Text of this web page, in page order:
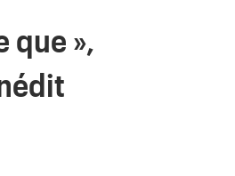
que »,